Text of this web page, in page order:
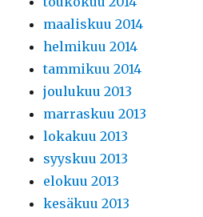
maaliskuu 2014
helmikuu 2014
tammikuu 2014
joulukuu 2013
marraskuu 2013
lokakuu 2013
syyskuu 2013
elokuu 2013
kesäkuu 2013